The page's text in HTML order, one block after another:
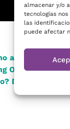
almacenar y/o
tecnologías
las
puede afectar
aplicarlo en tu
Olfativo
Disparadores